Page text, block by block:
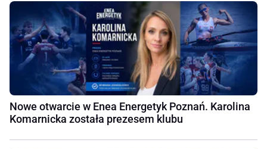
Nowe otwarcie w Enea Energetyk Poznań. Karolina
Komarnicka została prezesem klubu